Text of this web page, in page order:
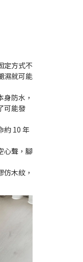
定方式不
濕就可能
防水，
可能發
約 10 年
心聲，腳
木紋，